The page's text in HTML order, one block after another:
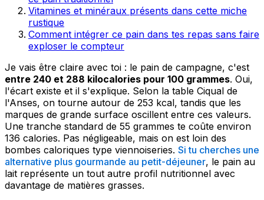
Vitamines et minéraux présents dans cette miche
rustique
Comment intégrer ce pain dans tes repas sans faire
exploser le compteur
Je vais être claire avec toi : le pain de campagne, c'est
entre 240 et 288 kilocalories pour 100 grammes. Oui,
l'écart existe et il s'explique. Selon la table Ciqual de
l'Anses, on tourne autour de 253 kcal, tandis que les
marques de grande surface oscillent entre ces valeurs.
Une tranche standard de 55 grammes te coûte environ
136 calories. Pas négligeable, mais on est loin des
bombes caloriques type viennoiseries. Si tu cherches une
alternative plus gourmande au petit-déjeuner, le pain au
lait représente un tout autre profil nutritionnel avec
davantage de matières grasses.